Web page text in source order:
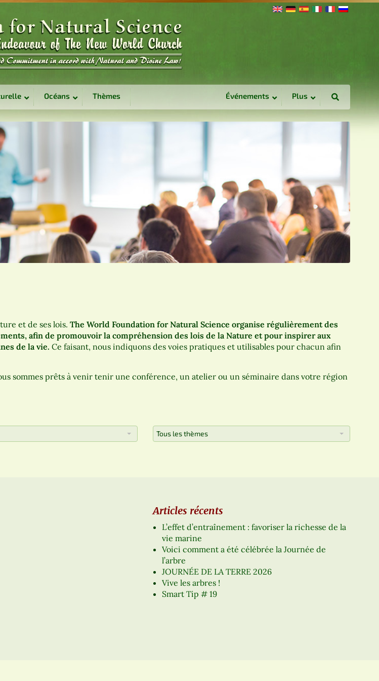
Océans Thèmes Événements Plus
et de ses lois. The World Foundation for Natural Science organise régulièrement des
afin de promouvoir la compréhension des lois de la Nature et pour inspirer aux
de la vie. Ce faisant, nous indiquons des voies pratiques et utilisables pour chacun afin
sommes prêts à venir tenir une conférence, un atelier ou un séminaire dans votre région
Tous les thèmes
Articles récents
L’effet d’entraînement : favoriser la richesse de la
vie marine
Voici comment a été célébrée la Journée de
l’arbre
JOURNÉE DE LA TERRE 2026
Vive les arbres !
Smart Tip # 19